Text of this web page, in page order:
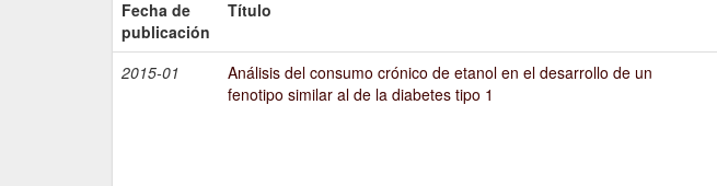
Fecha de
publicación
Título
2015-01
Análisis del consumo crónico de etanol en el desarrollo de un
fenotipo similar al de la diabetes tipo 1